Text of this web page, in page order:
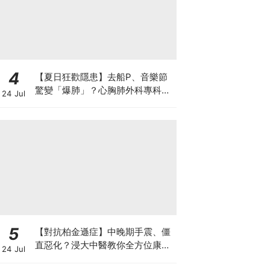
4
24 Jul
【夏日狂歡隱患】去船P、音樂節
驚變「爆肺」？心胸肺外科專科醫
5
24 Jul
【對抗柏金遜症】中晚期手震、僵
直惡化？浸大中醫教你全方位康復